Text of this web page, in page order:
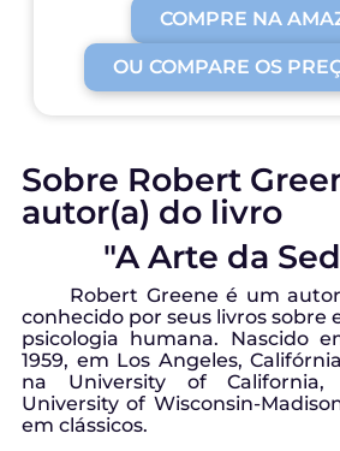
COMPRE NA
OU COMPARE OS
Sobre Robert
autor(a) do livro
"A Arte da
Robert Greene é um
conhecido por seus livros sobre
psicologia humana. Nascido
1959, em Los Angeles,
na University of
University of Wisconsin-
em clássicos.